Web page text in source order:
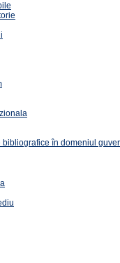
bibliografice în domeniul